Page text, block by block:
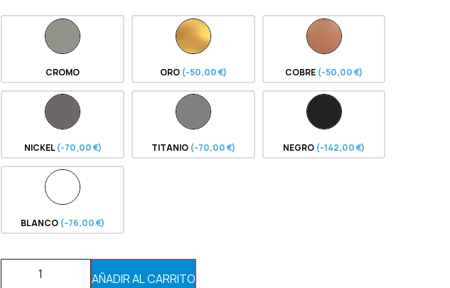
CROMO ORO (-50,00 €) COBRE (-50,00 €)
NICKEL(-70,00 €) TITANIO (-70,00 €) NEGRO (-142,00 €)
BLANCO (-76,00 €)
AÑADIR AL CARRITO